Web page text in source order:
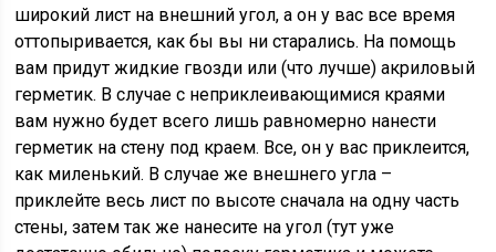
широкий лист на внешний угол, а он у вас все время
оттопыривается, как бы вы ни старались. На помощь
вам придут жидкие гвозди или (что лучше) акриловый
герметик. В случае с неприклеивающимися краями
вам нужно будет всего лишь равномерно нанести
герметик на стену под краем. Все, он у вас приклеится,
как миленький. В случае же внешнего угла –
приклейте весь лист по высоте сначала на одну часть
стены, затем так же нанесите на угол (тут уже